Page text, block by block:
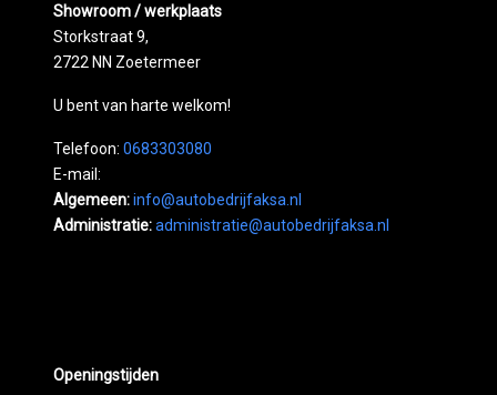
Showroom / werkplaats
Storkstraat 9,
2722 NN Zoetermeer
U bent van harte welkom!
Telefoon: 0683303080
E-mail:
Algemeen:info@autobedrijfaksa.nl
Administratie:administratie@autobedrijfaksa.nl
Openingstijden